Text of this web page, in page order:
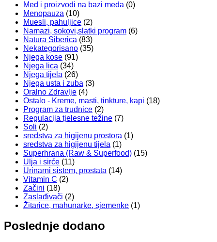
Med i proizvodi na bazi meda (0)
Menopauza (10)
Muesli, pahuljice (2)
Namazi, sokovi,slatki program (6)
Natura Siberica (83)
Nekategorisano (35)
Njega kose (91)
Njega lica (34)
Njega tijela (26)
Njega usta i zuba (3)
Oralno Zdravlje (4)
Ostalo - Kreme, masti, tinkture, kapi (18)
Program za trudnice (2)
Regulacija tjelesne težine (7)
Soli (2)
sredstva za higijenu prostora (1)
sredstva za higijenu tijela (1)
Superhrana (Raw & Superfood) (15)
Ulja i sirće (11)
Urinarni sistem, prostata (14)
Vitamin C (2)
Začini (18)
Zaslađivači (2)
Žitarice, mahunarke, sjemenke (1)
Poslednje dodano